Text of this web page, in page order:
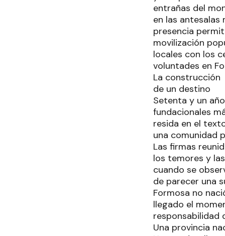
entrañas del
en las antesalas
presencia
movilización
locales con los
voluntades en
La construcción
de un destino
Setenta y un
fundacionales
resida en el
una comunidad
Las firmas
los temores y
cuando se
de parecer una
Formosa no
llegado el
responsabilidad
Una provincia